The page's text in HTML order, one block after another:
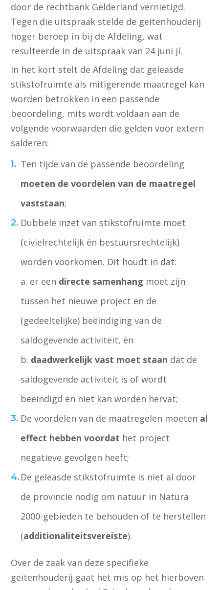
door de rechtbank Gelderland vernietigd.
Tegen die uitspraak stelde de geitenhouderij
hoger beroep in bij de Afdeling, wat
resulteerde in de uitspraak van 24 juni jl.
In het kort stelt de Afdeling dat geleasde
stikstofruimte als mitigerende maatregel kan
worden betrokken in een passende
beoordeling, mits wordt voldaan aan de
volgende voorwaarden die gelden voor extern
salderen:
Ten tijde van de passende beoordeling
moeten de voordelen van de maatregel
vaststaan;
Dubbele inzet van stikstofruimte moet
(civielrechtelijk én bestuursrechtelijk)
worden voorkomen. Dit houdt in dat:
a. er een directe samenhang moet zijn
tussen het nieuwe project en de
(gedeeltelijke) beëindiging van de
saldogevende activiteit, én
b. daadwerkelijk vast moet staan dat de
saldogevende activiteit is of wordt
beëindigd en niet kan worden hervat;
De voordelen van de maatregelen moeten al
effect hebben voordat het project
negatieve gevolgen heeft;
De geleasde stikstofruimte is niet al door
de provincie nodig om natuur in Natura
2000-gebieden te behouden of te herstellen
(additionaliteitsvereiste).
Over de zaak van deze specifieke
geitenhouderij gaat het mis op het hierboven